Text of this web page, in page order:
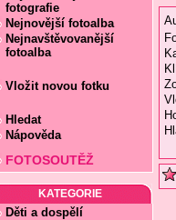
fotografie
Nejnovější fotoalba
Nejnavštěvovanější
fotoalba
Vložit novou fotku
Hledat
Nápověda
FOTOSOUTĚŽ
KATEGORIE
Děti a dospělí